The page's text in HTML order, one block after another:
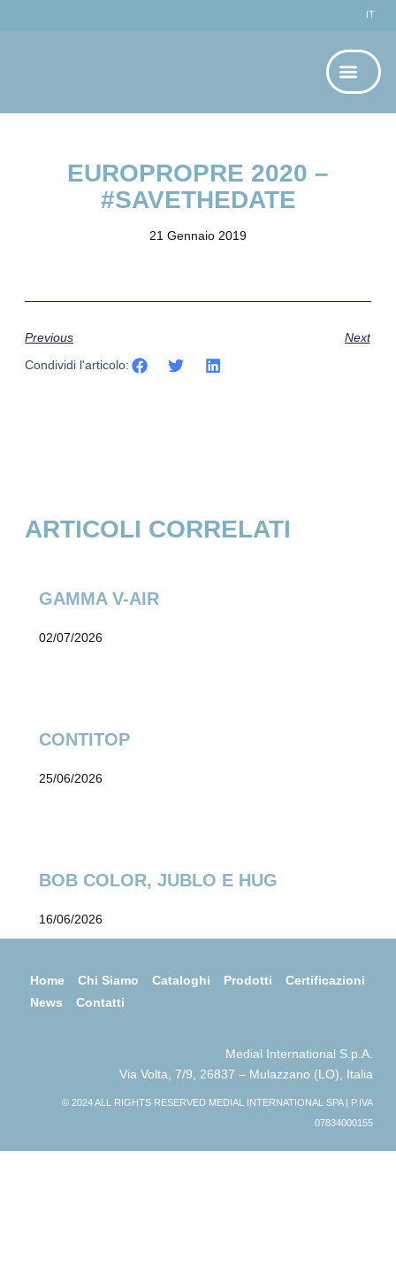
IT
EUROPROPRE 2020 –
#SAVETHEDATE
21 Gennaio 2019
Previous
Next
Condividi l'articolo:
ARTICOLI CORRELATI
GAMMA V-AIR
02/07/2026
CONTITOP
25/06/2026
BOB COLOR, JUBLO E HUG
16/06/2026
Home Chi Siamo Cataloghi Prodotti
Certificazioni
News
Contatti
Medial International S.p.A.
Via Volta, 7/9, 26837 – Mulazzano (LO), Italia
© 2024 ALL RIGHTS RESERVED MEDIAL INTERNATIONAL SPA | P.IVA
07834000155